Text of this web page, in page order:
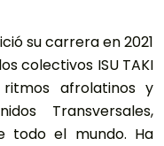
su carrera en 2021
colectivos ISU TAKI
afrolatinos y
Transversales,
todo el mundo. Ha